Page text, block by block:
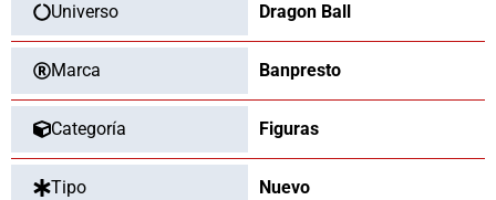
Universo Dragon Ball
Marca Banpresto
Categoría Figuras
Tipo Nuevo